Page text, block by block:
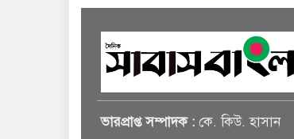
ভারপ্রাপ্ত সম্পাদক : কে. কিউ. হাসান